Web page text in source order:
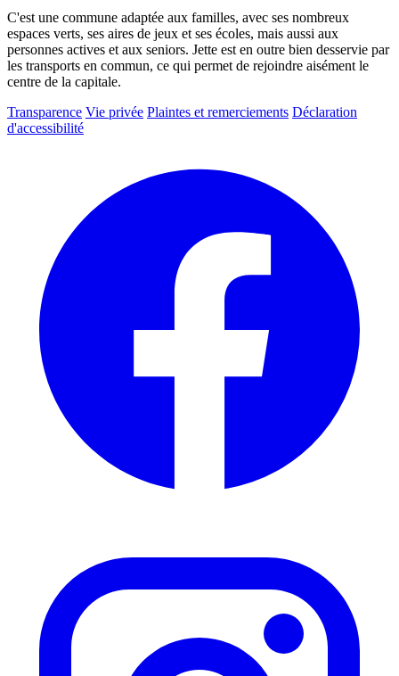
C'est une commune adaptée aux familles, avec ses nombreux
espaces verts, ses aires de jeux et ses écoles, mais aussi aux
personnes actives et aux seniors. Jette est en outre bien desservie par
les transports en commun, ce qui permet de rejoindre aisément le
centre de la capitale.
Transparence Vie privée Plaintes et remerciements Déclaration
d'accessibilité